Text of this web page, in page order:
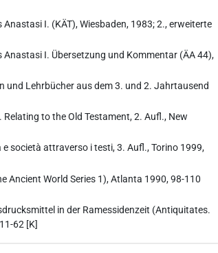
I. (KÄT), Wiesbaden, 1983; 2., erweiterte
I. Übersetzung und Kommentar (ÄA 44),
und Lehrbücher aus dem 3. und 2. Jahrtausend
to the Old Testament, 2. Aufl., New
società attraverso i testi, 3. Aufl., Torino 1999,
Ancient World Series 1), Atlanta 1990, 98-110
in der Ramessidenzeit (Antiquitates.
62 [K]